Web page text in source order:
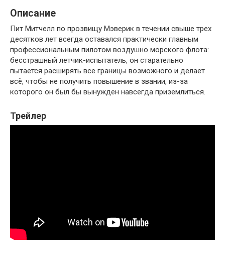
Описание
Пит Митчелл по прозвищу Мэверик в течении свыше трех
десятков лет всегда оставался практически главным
профессиональным пилотом воздушно морского флота:
бесстрашный летчик-испытатель, он старательно
пытается расширять все границы возможного и делает
всё, чтобы не получить повышение в звании, из-за
которого он был бы вынужден навсегда приземлиться.
Трейлер